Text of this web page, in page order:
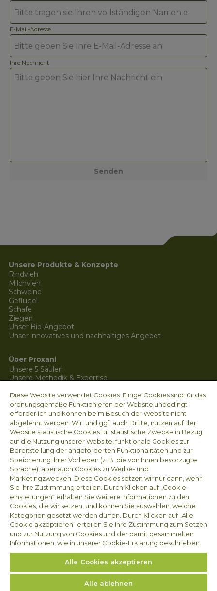
E-Mail-Adresse
Ihre Nachricht
Senden
Unsere Produkte & Konzepte
Rindvieh
Milchvieh
Schweine
Geflügel
Schafe
Ziegen
Unser Bio-Angebot
Unser innovatives und nachhaltiges Angebot
Über Proxani
Unsere 5 Säulen
Unsere Methodik & Expertise
Arvesta
Arbeiten bei Proxani
Contact
Nieuws
Impressum
Arvesta Animal Nutrition BV
Aarschotsesteenweg 84
3012 Wilsele
BELGIEN
Unternehmensnummer MWST BE 1008.655.587
Folgen sie uns
Diese Website verwendet Cookies. Einige Cookies sind für das
ordnungsgemäße Funktionieren der Website unbedingt
erforderlich und können beim Besuch der Website nicht
abgelehnt werden. Wir, und ggf. auch Dritte, nutzen auf der
Website statistische Cookies für statistische Zwecke in Bezug
auf die Nutzung unserer Website, funktionale Cookies zur
Bereitstellung der angeforderten Funktionalitäten und zur
Speicherung Ihrer Vorlieben (z. B. die von Ihnen bevorzugte
Sprache), aber auch Cookies zu Werbe- und
Marketingzwecken. Diese Cookies setzen wir nur dann, wenn
Sie Ihre Zustimmung erteilen. Durch Klicken auf „Cookie-
einstellungen“ erhalten Sie weitere Informationen zu den
Cookies, die wir setzen, und können Sie auswählen, welche
Kategorien gesetzt werden dürfen. Durch Klicken auf „Alle
Cookie akzeptieren“ erteilen Sie Ihre Zustimmung zum Setzen
und zur Nutzung von Cookies und der damit gesammelten
Informationen, wie in unserer Cookie-Erklärung beschrieben.
Alle Cookies akzeptieren
Alle ablehnen